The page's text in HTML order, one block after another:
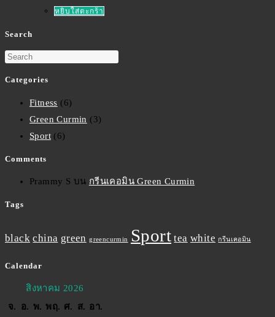
หยิบใส่ตะกร้า
Search
Categories
Fitness (6)
Green Curmin (3)
Sport (6)
Comments
Prammy S บน กรีนเคอมิน Green Curmin
Tags
black china green greencurmin Sport tea white กรีนเคอมิน
Calendar
สิงหาคม 2026
จ.
อ. พ. พฤ. ศ. ส. อา.